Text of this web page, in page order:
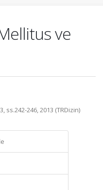
ve
ss.242-246, 2013 (TRDizin)